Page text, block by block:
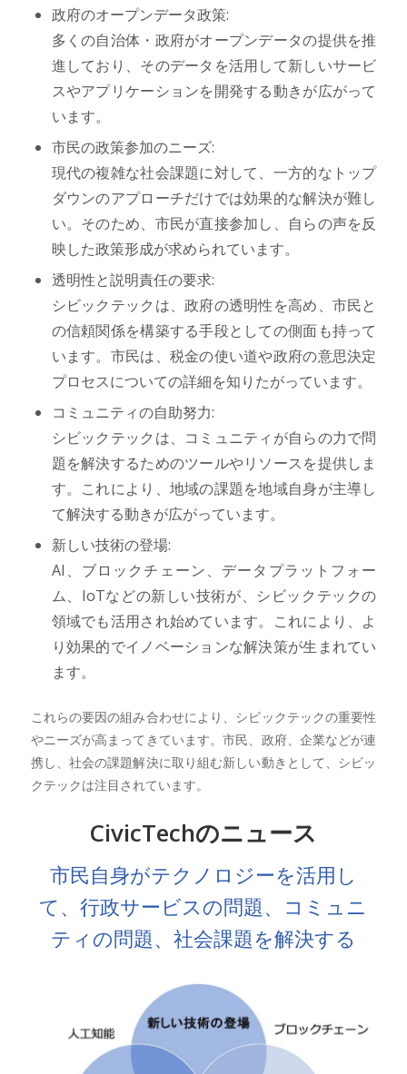
政府のオープンデータ政策:
多くの自治体・政府がオープンデータの提供を推
進しており、そのデータを活用して新しいサービ
スやアプリケーションを開発する動きが広がって
います。
市民の政策参加のニーズ:
現代の複雑な社会課題に対して、一方的なトップ
ダウンのアプローチだけでは効果的な解決が難し
い。そのため、市民が直接参加し、自らの声を反
映した政策形成が求められています。
透明性と説明責任の要求:
シビックテックは、政府の透明性を高め、市民と
の信頼関係を構築する手段としての側面も持って
います。市民は、税金の使い道や政府の意思決定
プロセスについての詳細を知りたがっています。
コミュニティの自助努力:
シビックテックは、コミュニティが自らの力で問
題を解決するためのツールやリソースを提供しま
す。これにより、地域の課題を地域自身が主導し
て解決する動きが広がっています。
新しい技術の登場:
AI、ブロックチェーン、データプラットフォー
ム、IoTなどの新しい技術が、シビックテックの
領域でも活用され始めています。これにより、よ
り効果的でイノベーションな解決策が生まれてい
ます。
これらの要因の組み合わせにより、シビックテックの重要性
やニーズが高まってきています。市民、政府、企業などが連
携し、社会の課題解決に取り組む新しい動きとして、シビッ
クテックは注目されています。
CivicTechのニュース
市民自身がテクノロジーを活用し
て、行政サービスの問題、コミュニ
ティの問題、社会課題を解決する